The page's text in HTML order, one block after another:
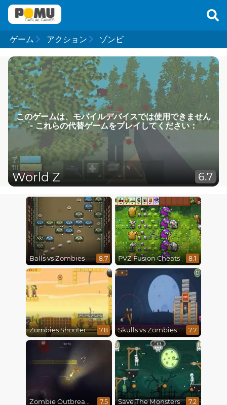
ゲーム アクション ゾンビ
このゲームは、モバイルデバイスでは使用できません
- これらの代替ゲームをプレイしてください：
World Z 6.7
Balls vs Zombies 8.7 PVZ Fusion Cheats 8.1
Zombies Shooter 7.8 Skulls vs Zombies 7.7
Zombie Outbreak Arena 7.5 Save The Monsters 7.2